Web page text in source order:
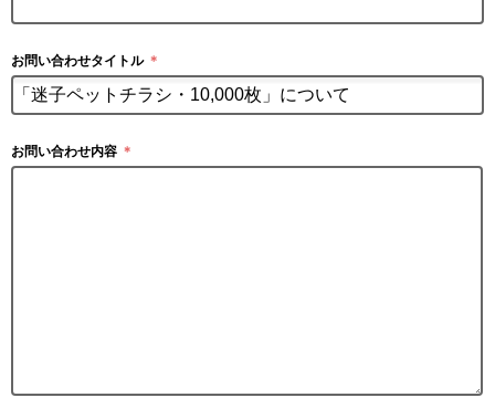
お問い合わせタイトル ＊
お問い合わせ内容 ＊